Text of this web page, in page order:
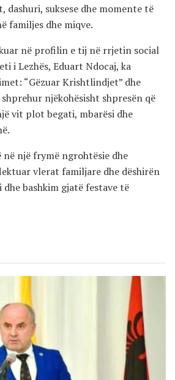
dashuri, suksese dhe momente të
familjes dhe miqve.
në profilin e tij në rrjetin social
i Lezhës, Eduart Ndocaj, ka
“Gëzuar Krishtlindjet” dhe
njëkohësisht shpresën që
vit plot begati, mbarësi dhe
një frymë ngrohtësie dhe
vlerat familjare dhe dëshirën
dhe bashkim gjatë festave të